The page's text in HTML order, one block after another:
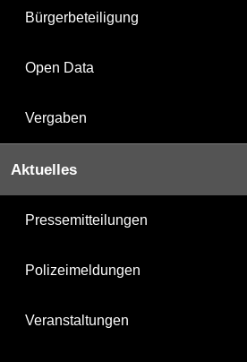
Bürgerbeteiligung
Open Data
Vergaben
Aktuelles
Pressemitteilungen
Polizeimeldungen
Veranstaltungen